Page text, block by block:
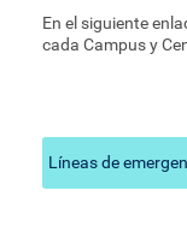
En el siguiente
cada Campus y
Líneas de